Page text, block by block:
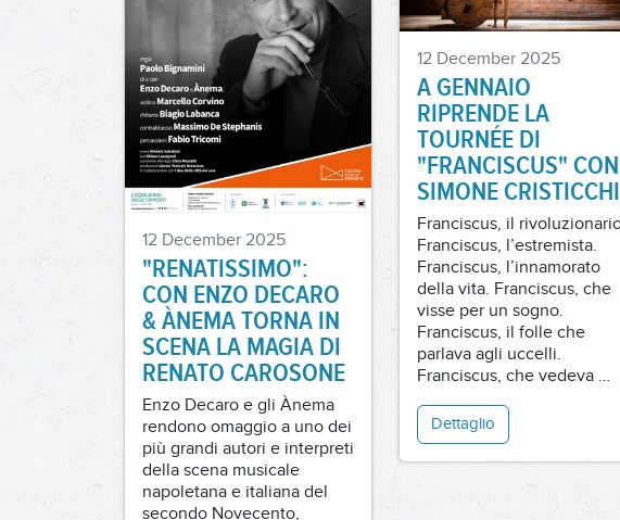
12 December 2025
"RENATISSIMO":
CON ENZO DECARO
& ÀNEMA TORNA IN
SCENA LA MAGIA DI
RENATO CAROSONE
Enzo Decaro e gli Ànema
rendono omaggio a uno dei
più grandi autori e interpreti
della scena musicale
napoletana e italiana del
secondo Novecento,
Renato …
12 December 2025
A GENNAIO
RIPRENDE LA
TOURNÉE DI
"FRANCISCUS" CON
SIMONE CRISTICCHI
Franciscus, il rivoluzionario.
Franciscus, l’estremista.
Franciscus, l’innamorato
della vita. Franciscus, che
visse per un sogno.
Franciscus, il folle che
parlava agli uccelli.
Franciscus, che vedeva …